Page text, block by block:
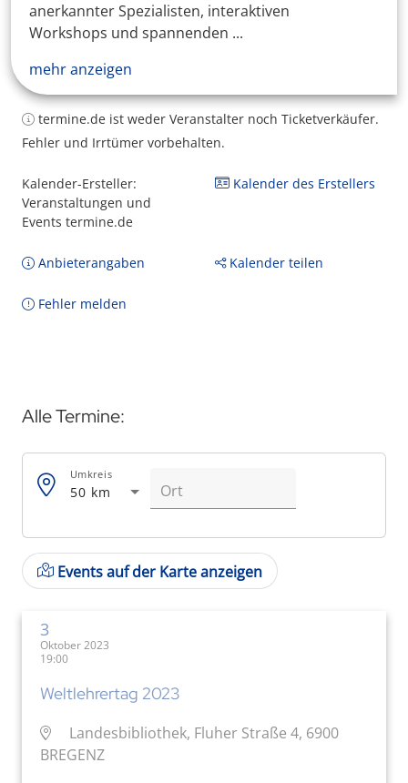
anerkannter Spezialisten, interaktiven
Workshops und spannenden ...
mehr anzeigen
termine.de ist weder Veranstalter noch Ticketverkäufer.
Fehler und Irrtümer vorbehalten.
Kalender-Ersteller:
Veranstaltungen und
Events termine.de
Kalender des Erstellers
Anbieterangaben Kalender teilen
Fehler melden
Alle Termine:
50 km
Umkreis
Events auf der Karte anzeigen
3
Oktober 2023
19:00
Weltlehrertag 2023
Landesbibliothek, Fluher Straße 4, 6900
BREGENZ